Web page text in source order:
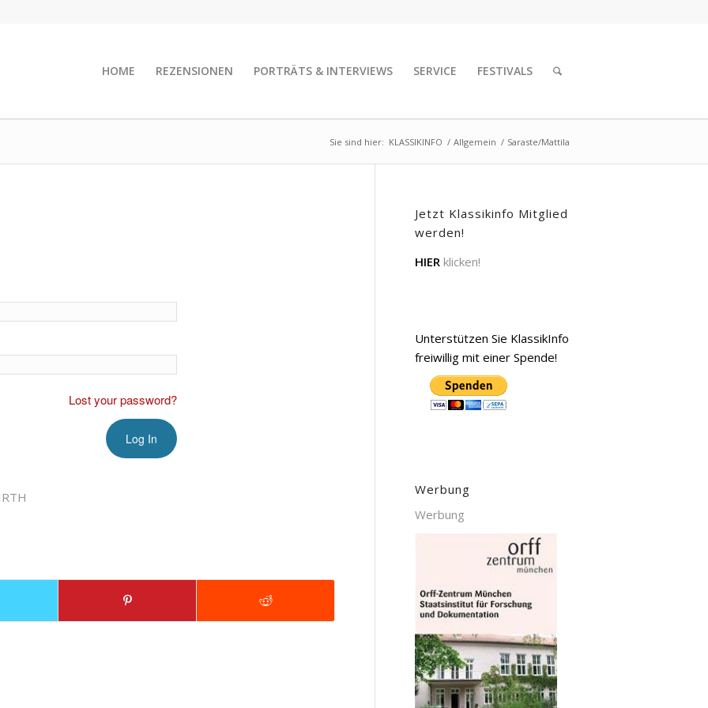
HOME REZENSIONEN PORTRÄTS & INTERVIEWS SERVICE FESTIVALS
Sie sind hier: KLASSIKINFO / Allgemein / Saraste/Mattila
Lost your password?
Jetzt Klassikinfo Mitglied
werden!
HIER klicken!
Unterstützen Sie KlassikInfo
freiwillig mit einer Spende!
Werbung
Werbung